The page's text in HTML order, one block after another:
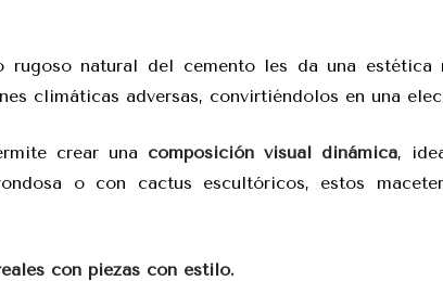
natural del cemento les da una estética
climáticas adversas, convirtiéndolos en una
crear una composición visual dinámica,
o con cactus escultóricos, estos
con piezas con estilo.